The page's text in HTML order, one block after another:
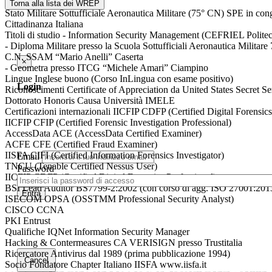
Stato Civile Coniugato
Stato Militare Sottufficiale Aeronautica Militare (75° CN) SPE in
Cittadinanza Italiana
Titoli di studio - Information Security Management (CEFRIEL
- Diploma Militare presso la Scuola Sottufficiali Aeronautica Militare
C.N. SSAM “Mario Anelli” Caserta
- Geometra presso ITCG “Michele Amari” Ciampino
Lingue Inglese buono (Corso InLingua con esame positivo)
Riconoscimenti Certificate of Appreciation da United States Secret
Dottorato Honoris Causa Università IMELE
Certificazioni internazionali IICFIP CDFP (Certified Digital
IICFIP CFIP (Certified Forensic Investigation Professional)
AccessData ACE (AccessData Certified Examiner)
ACFE CFE (Certified Fraud Examiner)
IISFA CIFI (Certified Information Forensics Investigator)
TNCU (Tenable Certified Nessus User)
IICFIP CDFP (Certified Digital Forensics Professional)
BSI Lead Auditor BS7799-2:2002 (con corso di agg. ISO
ISECOM OPSA (OSSTMM Professional Security Analyst)
CISCO CCNA
PKI Entrust
Qualifiche IQNet Information Security Manager
Hacking & Contermeasures CA VERISIGN presso Trustitalia
Ricercatore Antivirus dal 1989 (prima pubblicazione 1994)
Socio Fondatore Chapter Italiano IISFA www.iisfa.it
Torna alla lista dei WREP
×
Login
Email
Password
Entra
Cancel